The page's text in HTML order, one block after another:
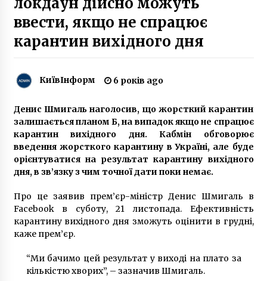
8 років ago
За данними Держстату, в Україні за дев’ять
місяців пандемії від коронавірусу померло
правом застави в 400 тисяч
7 років ago
Каждый пятый депутат Киевсовета скрыл
свой бизнес. Лидирует БПП
10 років ago
На Київщині жінка утримувала 69 собак та
котів в одній квартирі
5 років ago
История заброшенной инфекционной
клиники на Протасовом Яру
ввести, якщо не спрацює
карантин вихідного дня
КиївІнформ 6 років ago
Денис Шмигаль наголосив, що жорсткий карантин
залишається планом Б, на випадок якщо не спрацює
карантин вихідного дня. Кабмін обговорює
введення жорсткого карантину в Україні, але буде
орієнтуватися на результат карантину вихідного
дня, в зв’язку з чим точної дати поки немає.
Про це заявив прем’єр-міністр Денис Шмигаль в
Facebook в суботу, 21 листопада. Ефективність
карантину вихідного дня зможуть оцінити в грудні,
каже прем’єр.
“Ми бачимо цей результат у виході на плато за
кількістю хворих”, – зазначив Шмигаль.